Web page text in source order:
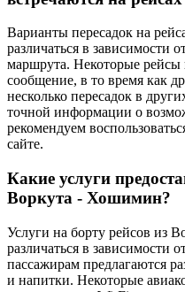
Варианты пересадок на
различаться в зависимости
маршрута. Некоторые рейсы
сообщение, в то время как
несколько пересадок в
точной информации о
рекомендуем
сайте.
Какие услуги
Воркута - Хошимин?
Услуги на борту рейсов из
различаться в зависимости
пассажирам предлагаются
и напитки. Некоторые